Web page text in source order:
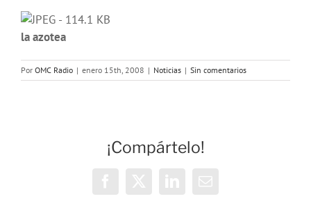
la azotea
Por OMC Radio | enero 15th, 2008 | Noticias | Sin comentarios
¡Compártelo!